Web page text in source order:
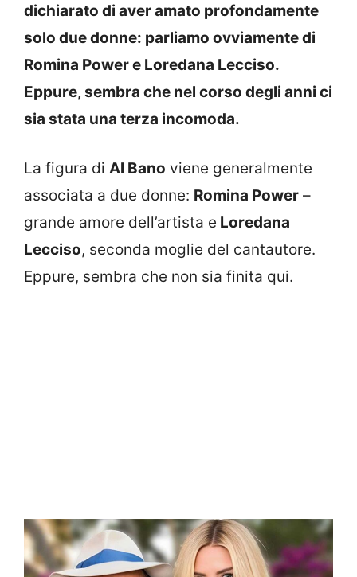
dichiarato di aver amato profondamente
solo due donne: parliamo ovviamente di
Romina Power e Loredana Lecciso.
Eppure, sembra che nel corso degli anni ci
sia stata una terza incomoda.
La figura di Al Bano viene generalmente
associata a due donne: Romina Power –
grande amore dell’artista e Loredana
Lecciso, seconda moglie del cantautore.
Eppure, sembra che non sia finita qui.